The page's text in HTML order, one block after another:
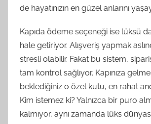
de hayatınızın en güzel anlarını
Kapıda ödeme seçeneği ise lüksü
hale getiriyor. Alışveriş yapmak
stresli olabilir. Fakat bu sistem,
tam kontrol sağlıyor. Kapınıza
beklediğiniz o özel kutu, en rahat
Kim istemez ki? Yalnızca bir puro
kalmıyor, aynı zamanda lüks